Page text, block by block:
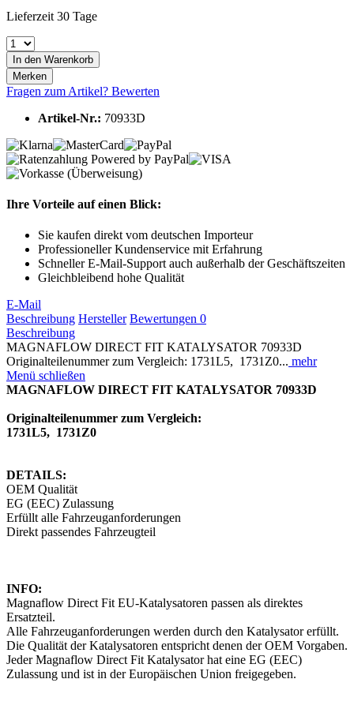
Lieferzeit 30 Tage
In den Warenkorb
Merken
Fragen zum Artikel? Bewerten
Artikel-Nr.: 70933D
Ihre Vorteile auf einen Blick:
Sie kaufen direkt vom deutschen Importeur
Professioneller Kundenservice mit Erfahrung
Schneller E-Mail-Support auch außerhalb der Geschäftszeiten
Gleichbleibend hohe Qualität
E-Mail
Beschreibung Hersteller Bewertungen 0
Beschreibung
MAGNAFLOW DIRECT FIT KATALYSATOR 70933D
Originalteilenummer zum Vergleich: 1731L5, 1731Z0... mehr
Menü schließen
MAGNAFLOW DIRECT FIT KATALYSATOR 70933D
Originalteilenummer zum Vergleich:
1731L5, 1731Z0
DETAILS:
OEM Qualität
EG (EEC) Zulassung
Erfüllt alle Fahrzeuganforderungen
Direkt passendes Fahrzeugteil
INFO:
Magnaflow Direct Fit EU-Katalysatoren passen als direktes
Ersatzteil.
Alle Fahrzeuganforderungen werden durch den Katalysator erfüllt.
Die Qualität der Katalysatoren entspricht denen der OEM Vorgaben.
Jeder Magnaflow Direct Fit Katalysator hat eine EG (EEC)
Zulassung und ist in der Europäischen Union freigegeben.